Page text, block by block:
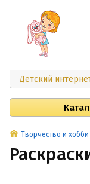
Детский
Творчество и хобби